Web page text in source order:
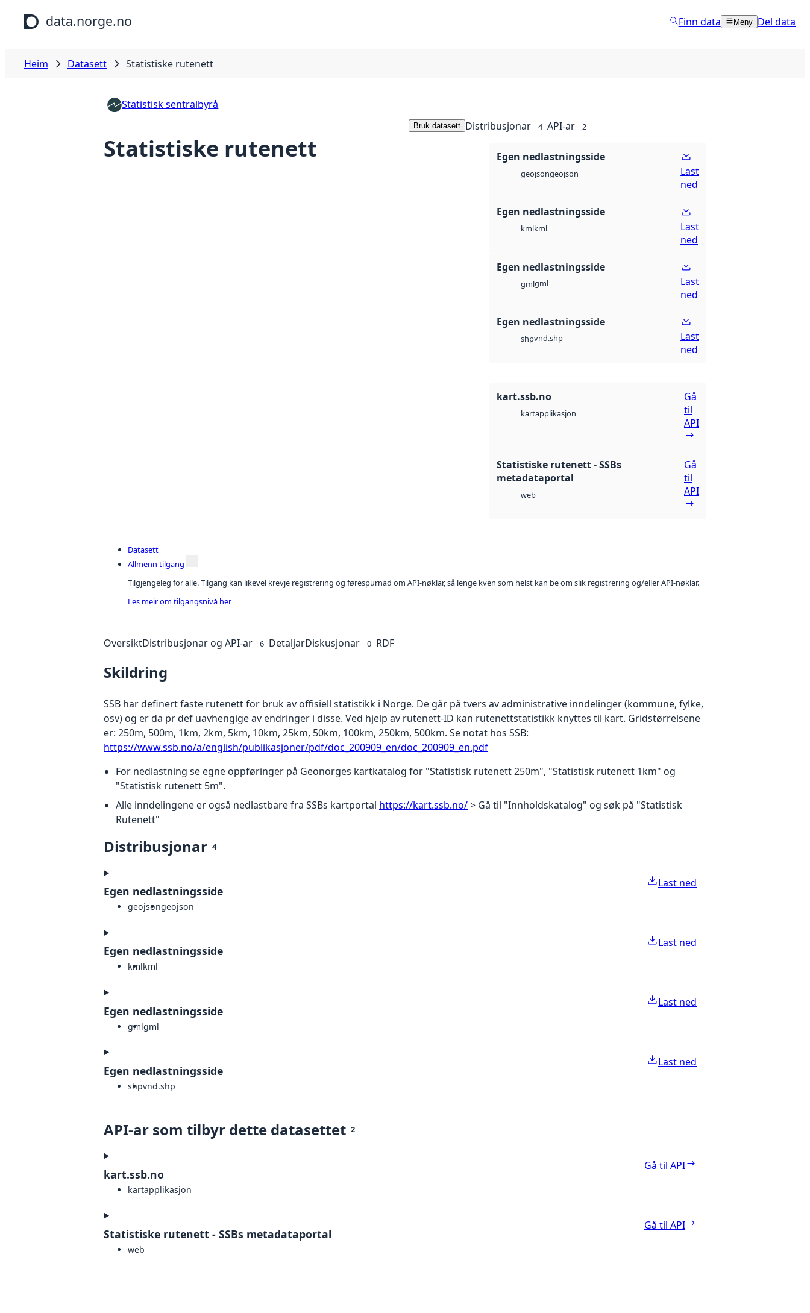
Hopp til hovudinnhald
data.norge.no Finn data Meny Del data
Heim Datasett Statistiske rutenett
Statistisk sentralbyrå
Statistiske rutenett
Bruk datasett Distribusjonar 4 API-ar 2
Egen nedlastningsside
geojsongeojson
Last
ned
Egen nedlastningsside
kmlkml
Last
ned
Egen nedlastningsside
gmlgml
Last
ned
Egen nedlastningsside
shpvnd.shp
Last
ned
kart.ssb.no
kartapplikasjon
Gå
til
API
Statistiske rutenett - SSBs
metadataportal
web
Gå
til
API
Datasett
Allmenn tilgang
Tilgjengeleg for alle. Tilgang kan likevel krevje registrering og førespurnad om API-nøklar, så lenge kven som helst kan be om slik registrering og/eller API-nøklar.
Les meir om tilgangsnivå her
OversiktDistribusjonar og API-ar 6 DetaljarDiskusjonar 0 RDF
Skildring
SSB har definert faste rutenett for bruk av offisiell statistikk i Norge. De går på tvers av administrative inndelinger (kommune, fylke,
osv) og er da pr def uavhengige av endringer i disse. Ved hjelp av rutenett-ID kan rutenettstatistikk knyttes til kart. Gridstørrelsene
er: 250m, 500m, 1km, 2km, 5km, 10km, 25km, 50km, 100km, 250km, 500km. Se notat hos SSB:
https://www.ssb.no/a/english/publikasjoner/pdf/doc_200909_en/doc_200909_en.pdf
For nedlastning se egne oppføringer på Geonorges kartkatalog for "Statistisk rutenett 250m", "Statistisk rutenett 1km" og
"Statistisk rutenett 5m".
Alle inndelingene er også nedlastbare fra SSBs kartportal https://kart.ssb.no/> Gå til "Innholdskatalog" og søk på "Statistisk
Rutenett"
Distribusjonar 4
Egen nedlastningsside
geojsongeojson
Last ned
Egen nedlastningsside
kmlkml
Last ned
Egen nedlastningsside
gmlgml
Last ned
Egen nedlastningsside
shpvnd.shp
Last ned
API-ar som tilbyr dette datasettet 2
kart.ssb.no
kartapplikasjon
Gå til API
Statistiske rutenett - SSBs metadataportal
web
Gå til API